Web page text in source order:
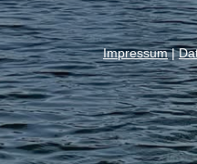
Impressum|